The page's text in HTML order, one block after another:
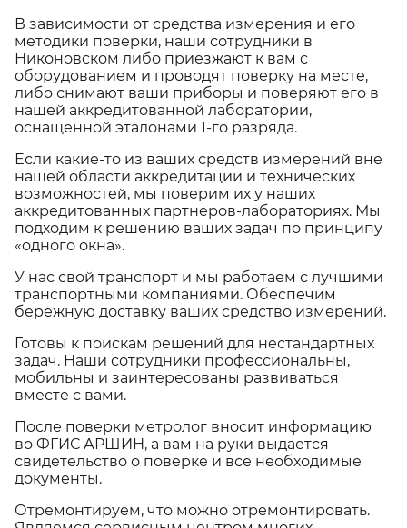
В зависимости от средства измерения и его
методики поверки, наши сотрудники в
Никоновском либо приезжают к вам с
оборудованием и проводят поверку на месте,
либо снимают ваши приборы и поверяют его в
нашей аккредитованной лаборатории,
оснащенной эталонами 1-го разряда.
Если какие-то из ваших средств измерений вне
нашей области аккредитации и технических
возможностей, мы поверим их у наших
аккредитованных партнеров-лабораториях. Мы
подходим к решению ваших задач по принципу
«одного окна».
У нас свой транспорт и мы работаем с лучшими
транспортными компаниями. Обеспечим
бережную доставку ваших средство измерений.
Готовы к поискам решений для нестандартных
задач. Наши сотрудники профессиональны,
мобильны и заинтересованы развиваться
вместе с вами.
После поверки метролог вносит информацию
во ФГИС АРШИН, а вам на руки выдается
свидетельство о поверке и все необходимые
документы.
Отремонтируем, что можно отремонтировать.